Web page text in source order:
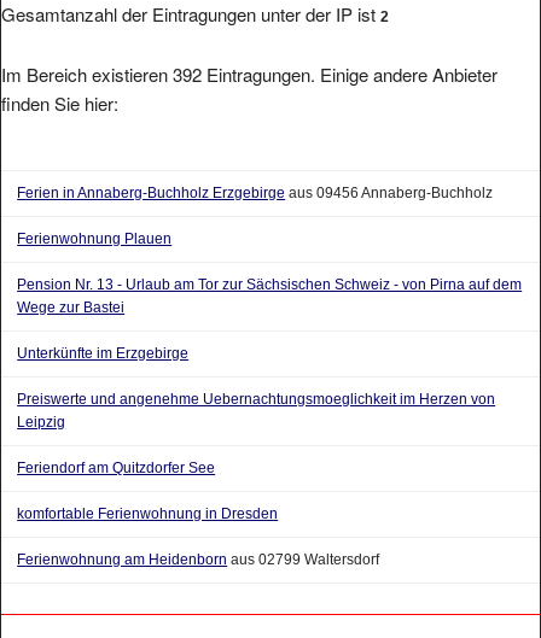
Gesamtanzahl der Eintragungen unter der IP ist 2
Im Bereich existieren 392 Eintragungen. Einige andere Anbieter
finden Sie hier:
Ferien in Annaberg-Buchholz Erzgebirge aus 09456 Annaberg-Buchholz
Ferienwohnung Plauen
Pension Nr. 13 - Urlaub am Tor zur Sächsischen Schweiz - von Pirna auf dem
Wege zur Bastei
Unterkünfte im Erzgebirge
Preiswerte und angenehme Uebernachtungsmoeglichkeit im Herzen von
Leipzig
Feriendorf am Quitzdorfer See
komfortable Ferienwohnung in Dresden
Ferienwohnung am Heidenborn aus 02799 Waltersdorf